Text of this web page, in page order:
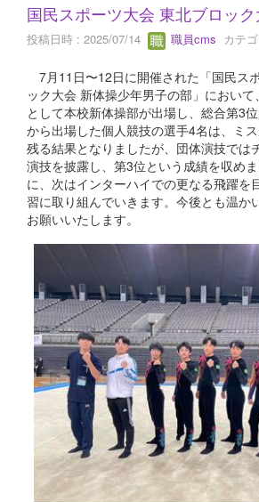
国民スポーツ大会 東北ブロッ
投稿日時 : 2025/07/14 職員cms カテ
7月11日〜12日に開催された「国民ス
ック大会 新体操少年男子の部」におい
として本校新体操部が出場し、総合第3
から出場した個人競技の選手4名は、ミ
残る結果となりましたが、団体演技では
演技を披露し、第3位という成績を収め
に、次はインターハイでの更なる飛躍を
習に取り組んでいきます。今後とも温か
お願いいたします。